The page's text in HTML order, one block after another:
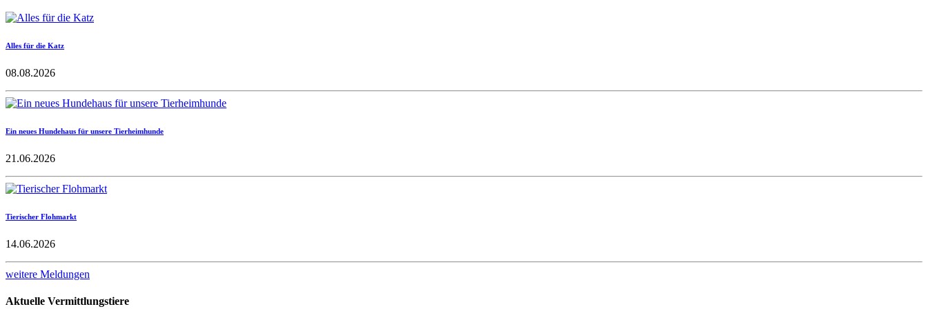
Alles für die Katz
08.08.2026
Ein neues Hundehaus für unsere Tierheimhunde
21.06.2026
Tierischer Flohmarkt
14.06.2026
weitere Meldungen
Aktuelle Vermittlungstiere